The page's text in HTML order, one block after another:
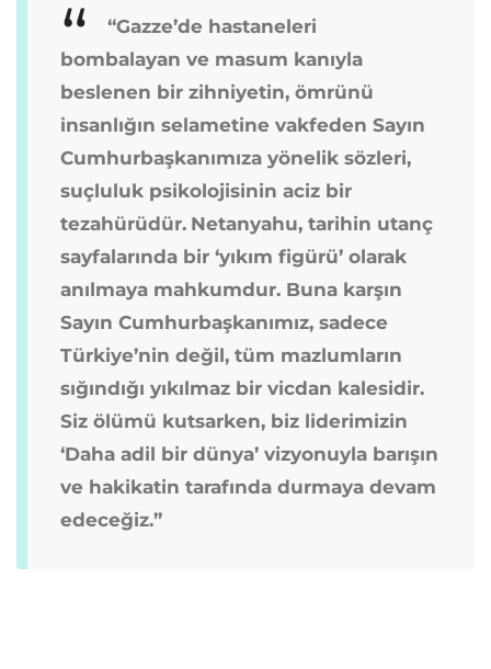
“Gazze’de hastaneleri
bombalayan ve masum kanıyla
beslenen bir zihniyetin, ömrünü
insanlığın selametine vakfeden Sayın
Cumhurbaşkanımıza yönelik sözleri,
suçluluk psikolojisinin aciz bir
tezahürüdür. Netanyahu, tarihin utanç
sayfalarında bir ‘yıkım figürü’ olarak
anılmaya mahkumdur. Buna karşın
Sayın Cumhurbaşkanımız, sadece
Türkiye’nin değil, tüm mazlumların
sığındığı yıkılmaz bir vicdan kalesidir.
Siz ölümü kutsarken, biz liderimizin
‘Daha adil bir dünya’ vizyonuyla barışın
ve hakikatin tarafında durmaya devam
edeceğiz.”